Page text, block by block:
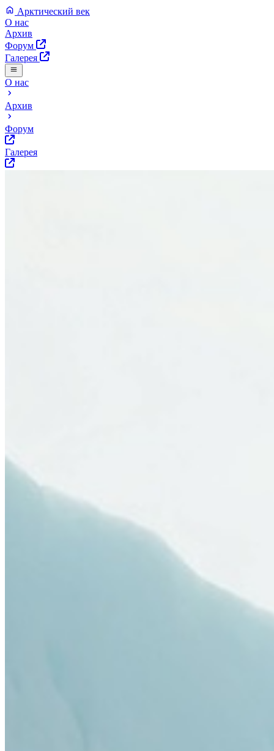
Арктический век
О нас
Архив
Форум
Галерея
О нас
Архив
Форум
Галерея